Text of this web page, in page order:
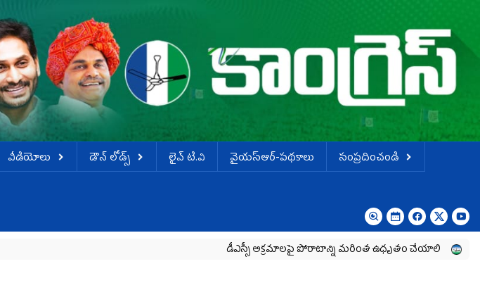
వీడియోలు డౌన్ లోడ్స్ లైవ్ టి.వి వైయస్ఆర్-పథకాలు
సంప్రదించండి
డీఎస్సీ అక్రమాలపై పోరాటాన్ని మరింత ఉధృతం చేయాలి శాంతియుతంగా